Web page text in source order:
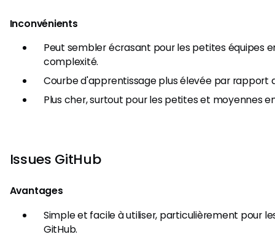
Inconvénients
Peut sembler écrasant pour les petites équipes
complexité.
Courbe d'apprentissage plus élevée par rapport
Plus cher, surtout pour les petites et moyennes
Issues GitHub
Avantages
Simple et facile à utiliser, particulièrement pour
GitHub.